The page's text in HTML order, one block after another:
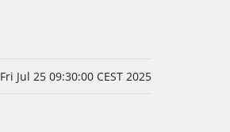
Fri Jul 25 09:30:00 CEST 2025